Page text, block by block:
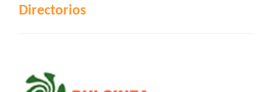
Directorios